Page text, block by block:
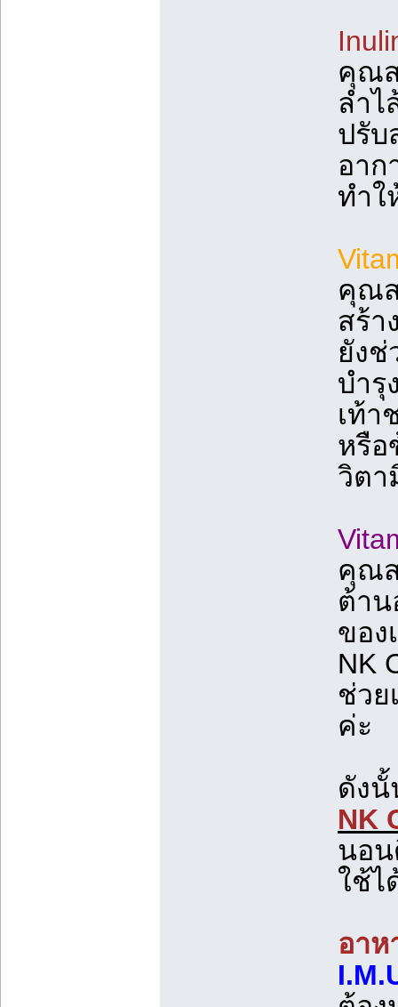
คุณ
ลำไ
ปรับ
อาก
ทำใ
คุณ
สร้า
ยังช่
บำรุ
เท้า
หรือ
วิตา
คุณ
ต้าน
ของ
NK
ช่วย
ค่ะ
ดังนั้
NK
นอน
ใช้ไ
อาห